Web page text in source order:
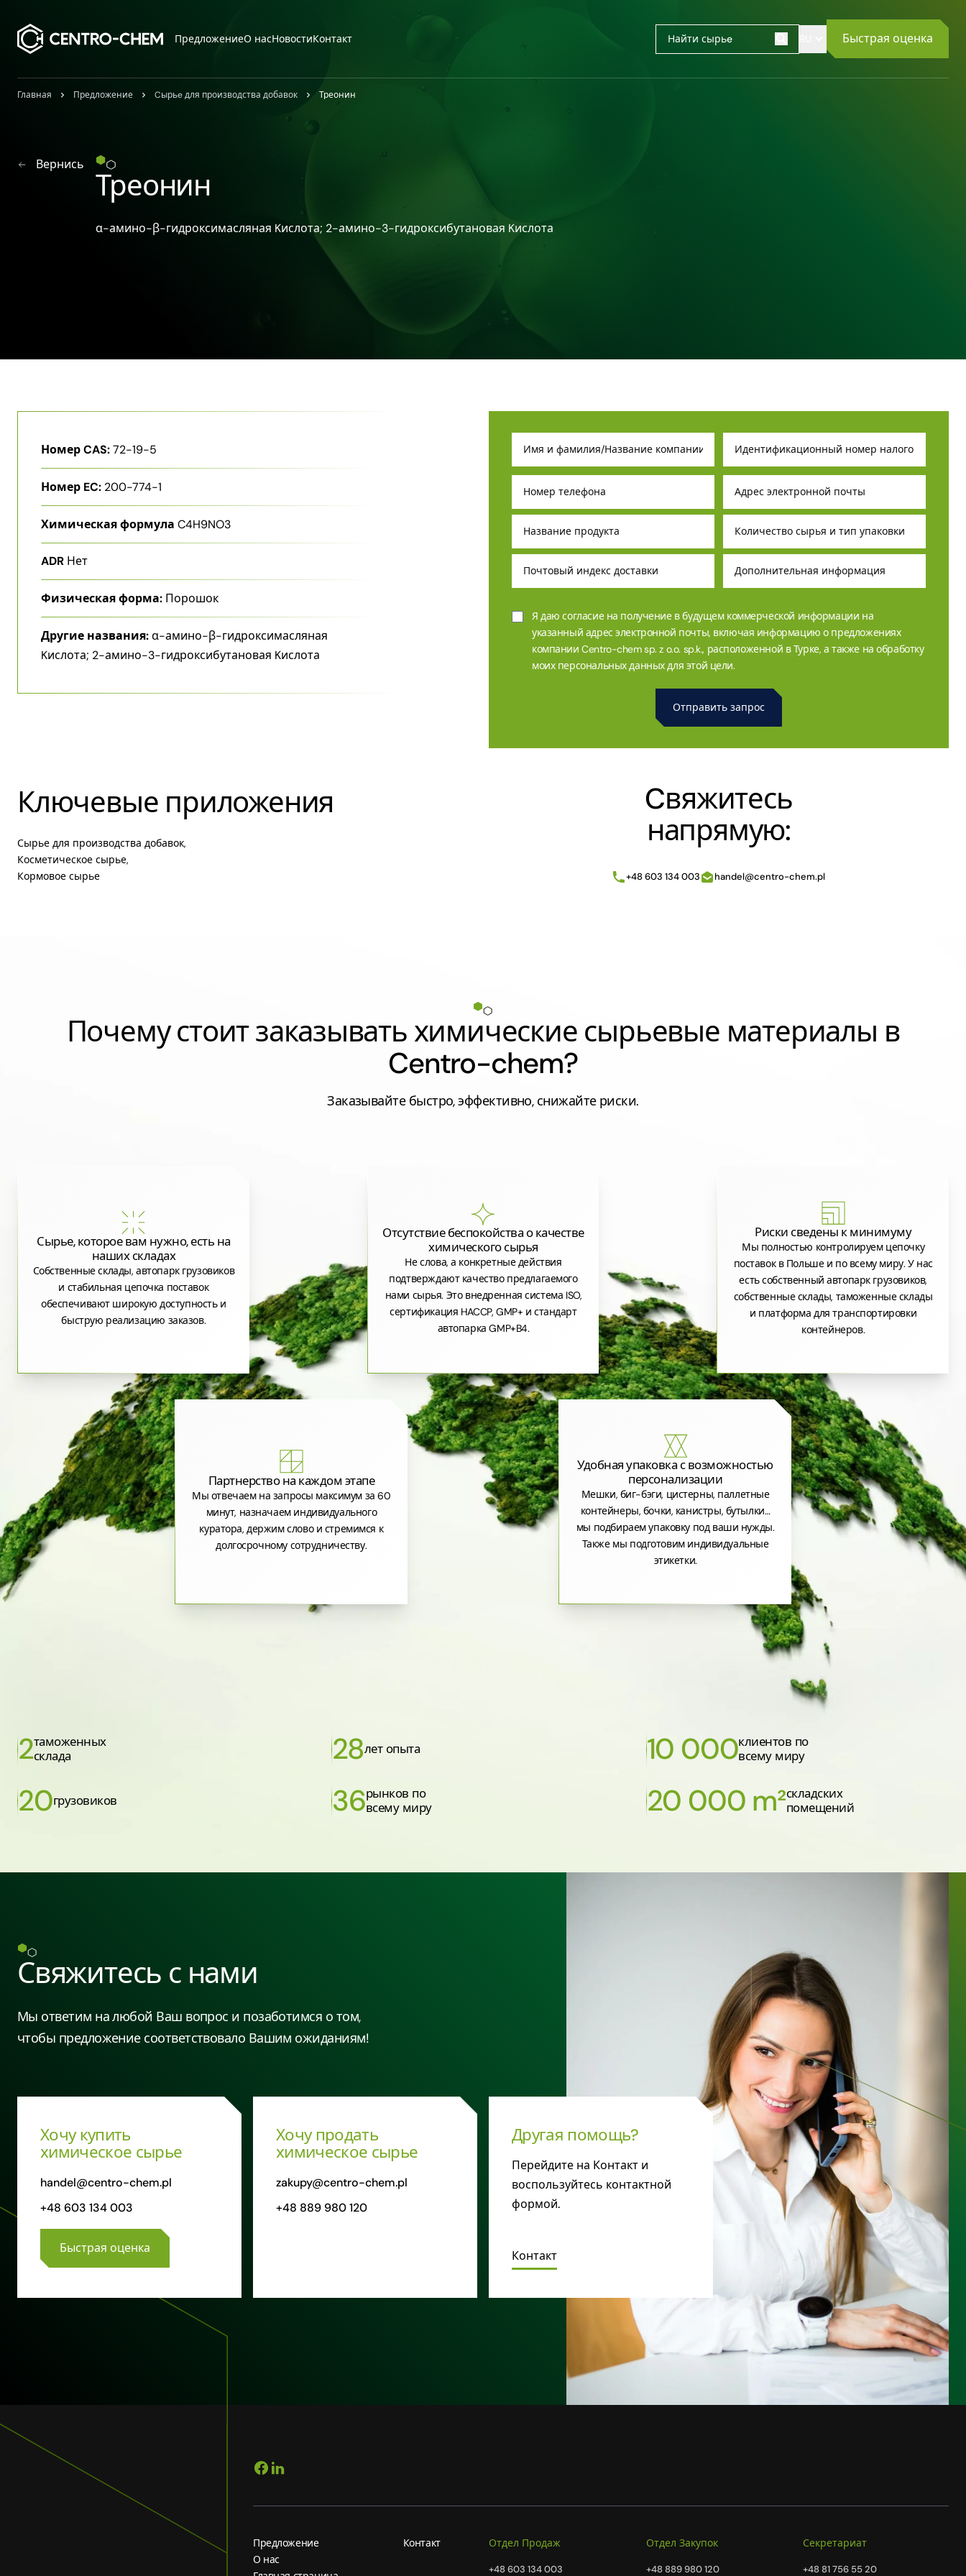
ПредложениеО насНовостиКонтакт Быстрая оценка
Главная Предложение Cырьe для производства добавок Треонин
Вернись
Треонин
α-амино-β-гидроксимасляная Kислота; 2-амино-3-гидроксибутановая Kислота
Номер CAS:72-19-5
Номер EC: 200-774-1
Химическая формула C4H9NO3
ADR Нет
Физическая форма: Порошок
Другие названия:α-амино-β-гидроксимасляная
Kислота; 2-амино-3-гидроксибутановая Kислота
Ключевые приложения
Сырье для производства добавок,
Косметическое сырье,
Кормовое сырье
Я даю согласие на получение в будущем коммерческой информации на
указанный адрес электронной почты, включая информацию о предложениях
компании Centro-chem sp. z o.o. sp.k., расположенной в Турке, а также на обработку
моих персональных данных для этой цели.
Cвяжитесь
напрямую:
+48 603 134 003 handel@centro-chem.pl
Почему стоит заказывать химические сырьевые материалы в
Centro-chem?
Заказывайте быстро, эффективно, снижайте риски.
Сырье, которое вам нужно, есть на
наших складах
Собственные склады, автопарк грузовиков
и стабильная цепочка поставок
обеспечивают широкую доступность и
быструю реализацию заказов.
Отсутствие беспокойства о качестве
химического сырья
Не слова, а конкретные действия
подтверждают качество предлагаемого
нами сырья. Это внедренная система ISO,
сертификация HACCP, GMP+ и стандарт
автопарка GMP+B4.
Риски сведены к минимуму
Мы полностью контролируем цепочку
поставок в Польше и по всему миру. У нас
есть собственный автопарк грузовиков,
собственные склады, таможенные склады
и платформа для транспортировки
контейнеров.
Партнерство на каждом этапе
Мы отвечаем на запросы максимум за 60
минут, назначаем индивидуального
куратора, держим слово и стремимся к
долгосрочному сотрудничеству.
Удобная упаковка с возможностью
персонализации
Мешки, биг-бэги, цистерны, паллетные
контейнеры, бочки, канистры, бутылки…
мы подбираем упаковку под ваши нужды.
Также мы подготовим индивидуальные
этикетки.
2таможенных
склада
28лет опыта 10 000клиентов по
всему миру
20грузовиков 36рынков по
всему миру
20 000 m²складских
помещений
Свяжитесь с нами
Мы ответим на любой Ваш вопрос и позаботимся о том,
чтобы предложение соответствовало Вашим ожиданиям!
Хочу купить
химическое сырье
handel@centro-chem.pl
+48 603 134 003
Быстрая оценка
Хочу продать
химическое сырье
zakupy@centro-chem.pl
+48 889 980 120
Другая помощь?
Перейдите на Контакт и
воспользуйтесь контактной
формой.
Контакт
Предложение
О нас
Контакт Отдел Продаж
+48 603 134 003
Отдел Закупок
+48 889 980 120
Секретариат
+48 81 756 55 20